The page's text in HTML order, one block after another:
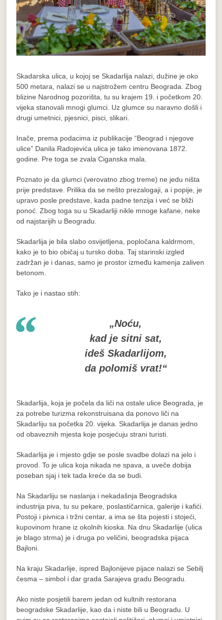
Skadarska ulica, u kojoj se Skadarlija nalazi, dužine je oko
500 metara, nalazi se u najstrožem centru Beograda. Zbog
blizine Narodnog pozorišta, tu su krajem 19. i početkom 20.
vijeka stanovali mnogi glumci. Uz glumce su naravno došli i
drugi umetnici, pjesnici, pisci, slikari.
Inače, prema podacima iz publikacije “Beograd i njegove
ulice” Danila Radojevića ulica je tako imenovana 1872.
godine. Pre toga se zvala Ciganska mala.
Poznato je da glumci (verovatno zbog treme) ne jedu ništa
prije predstave. Prilika da se nešto prezalogaji, a i popije, je
upravo posle predstave, kada padne tenzija i već se bliži
ponoć. Zbog toga su u Skadarliji nikle mnoge kafane, neke
od najstarijih u Beogradu.
Skadarlija je bila slabo osvijetljena, popločana kaldrmom,
kako je to bio običaj u tursko doba. Taj starinski izgled
zadržan je i danas, samo je prostor između kamenja zaliven
betonom.
Tako je i nastao stih:
„Noću,
kad je sitni sat,
ideš Skadarlijom,
da polomiš vrat!“
Skadarlija, koja je počela da liči na ostale ulice Beograda, je
za potrebe turizma rekonstruisana da ponovo liči na
Skadarliju sa početka 20. vijeka. Skadarlija je danas jedno
od obaveznih mjesta koje posjećuju strani turisti.
Skadarlija je i mjesto gdje se posle svadbe dolazi na jelo i
provod. To je ulica koja nikada ne spava, a uveče dobija
poseban sjaj i tek tada kreće da se budi.
Na Skadarliju se naslanja i nekadašnja Beogradska
industrija piva, tu su pekare, poslastičarnica, galerije i kafići.
Postoji i pivnica i tržni centar, a ima se šta pojesti i stojeći,
kupovinom hrane iz okolnih kioska. Na dnu Skadarlije (ulica
je blago strma) je i druga po veličini, beogradska pijaca
Bajloni.
Na kraju Skadarlije, ispred Bajlonijeve pijace nalazi se Sebilj
česma – simbol i dar grada Sarajeva gradu Beogradu.
Ako niste posjetili barem jedan od kultnih restorana
beogradske Skadarlije, kao da i niste bili u Beogradu. U